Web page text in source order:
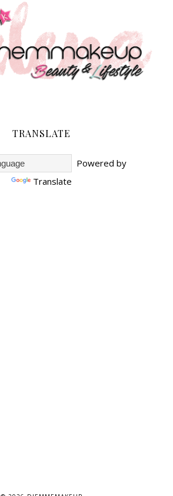
TRANSLATE
Powered by
Translate